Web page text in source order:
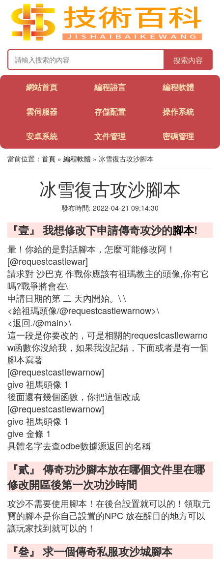
搜索內容
網站首頁 編程語言 編程軟體
雲伺服器 存儲配置 操作系統
安卓系統 文件管理 密碼管理
當前位置： 首頁 » 編程軟體 » 冰雪復古攻沙腳本
冰雪復古攻沙腳本
發布時間: 2022-04-21 09:14:30
『壹』 我想修改下申請傳奇攻沙的腳本!
暈！你給的是對話腳本，怎麼可能修改阿！
[@requestcastlewar]
請求對 沙巴克 作戰你應該有祖瑪教主的頭像,你有它
嗎?戰爭將會在\
申請日期的第 二 天內開始。\ \
<給祖瑪頭像/@requestcastlewarnow>\
<返回./@main>\
這一段是你要改的，可是相關的requestcastlewarno
w函數你沒給我，如果我沒記錯，下面或者是有一個
腳本寫著
[@requestcastlewarnow]
give 祖馬頭像 1
後面還有幾個函數，你把這個改成
[@requestcastlewarnow]
give 祖馬頭像 1
give 金條 1
具體名字去查odbe數據源返回的名稱
『貳』 傳奇功沙腳本放在哪個文件里在哪
修改開區後第一次功沙時間
攻沙不需要使用腳本！在後台設置就可以的！領取元
寶的腳本是你自己設置的NPC 放在醒目的地方可以
讓玩家找到就可以的！
『叄』 求一個傳奇私服攻沙城腳本